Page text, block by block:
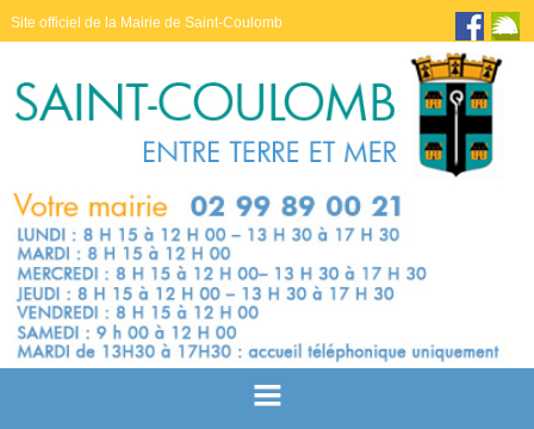
Site officiel de la Mairie de Saint-Coulomb